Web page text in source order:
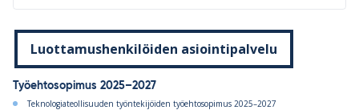
Luottamushenkilöiden asiointipalvelu
Työehtosopimus 2025–2027
Teknologiateollisuuden työntekijöiden työehtosopimus 2025–2027